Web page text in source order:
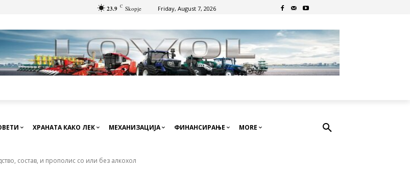
23.9 C Skopje Friday, August 7, 2026
ХРАНАТА КАКО ЛЕК МЕХАНИЗАЦИЈА ФИНАНСИРАЊЕ MORE
состав, и прополис со или без алкохол